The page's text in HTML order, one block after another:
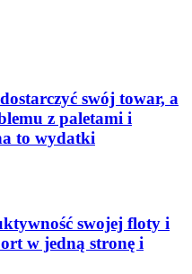
swój towar, a
z paletami i
to wydatki
swojej floty i
w jedną stronę i